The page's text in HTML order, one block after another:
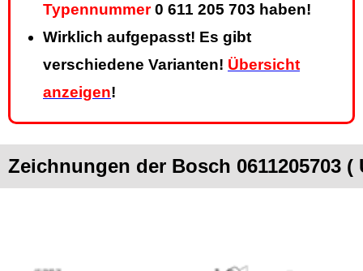
Typennummer0 611 205 703 haben!
Wirklich aufgepasst! Es gibt
verschiedene Varianten! Übersicht
anzeigen!
Zeichnungen der Bosch 0611205703 (